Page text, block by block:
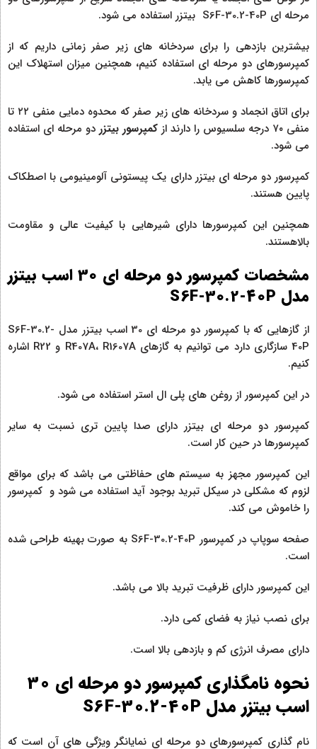
مرحله ای S6F-30.2-40P بیتزر استفاده می شود.
بیشترین بازدهی را برای سردخانه های زیر صفر زمانی داریم که از
کمپرسورهای دو مرحله ای استفاده کنیم، همچنین میزان استهلاک این
کمپرسورها کاهش می یابد.
برای اتاق انجماد و سردخانه های زیر صفر که محدوه دمایی منفی ۲۲ تا
منفی ۷۰ درجه سلسیوس را دارند از
کمپرسور بیتزر دو مرحله ای استفاده
می شود.
کمپرسور دو مرحله ای بیتزر دارای یک پیستونی آلومینیومی با اصطکاک
پایین هستند.
همچنین این کمپرسورها دارای شیرهایی با کیفیت عالی و مقاومت
بالاهستند.
مشخصات کمپرسور دو مرحله‌ ای 30 اسب بیتزر
مدل S6F-30.2-40P
از گازهایی که با کمپرسور دو مرحله‌ ای 30 اسب بیتزر مدل S6F-30.2-
40P سازگاری دارد می توانیم به گازهای R407A، R1607A و R22 اشاره
کنیم.
در این کمپرسور از روغن های پلی ال استر استفاده می شود.
کمپرسور دو مرحله ای بیتزر دارای صدا پایین تری نسبت به سایر
کمپرسورها در حین کار است.
این کمپرسور مجهز به سیستم های حفاظتی می باشد که برای مواقع
لزوم که مشکلی در سیکل تبرید بوجود آید استفاده می شود و کمپرسور
را خاموش می کند.
صفحه سوپاپ در کمپرسور S6F-30.2-40P به صورت بهینه طراحی شده
است.
این کمپرسور دارای ظرفیت تبرید بالا می باشد.
برای نصب نیاز به فضای کمی دارد.
دارای مصرف انرژی کم و بازدهی بالا است.
نحوه نامگذاری کمپرسور دو مرحله‌ ای 30
اسب بیتزر مدل S6F-30.2-40P
نام گذاری کمپرسورهای دو مرحله ای نمایانگر ویژگی های آن است که